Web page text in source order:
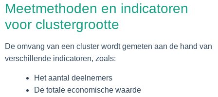
Meetmethoden en indicatoren
voor clustergrootte
De omvang van een cluster wordt gemeten aan de hand van
verschillende indicatoren, zoals:
Het aantal deelnemers
De totale economische waarde